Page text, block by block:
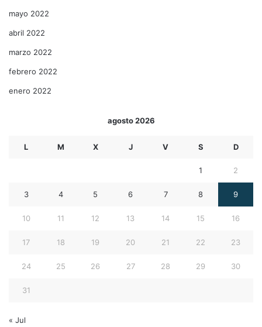
mayo 2022
abril 2022
marzo 2022
febrero 2022
enero 2022
agosto 2026
L M X J V S D
1 2
3 4 5 6 7 8 9
10 11 12 13 14 15 16
17 18 19 20 21 22 23
24 25 26 27 28 29 30
31
« Jul